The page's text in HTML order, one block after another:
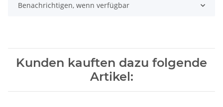
Benachrichtigen, wenn verfügbar
Kunden kauften dazu folgende
Artikel: